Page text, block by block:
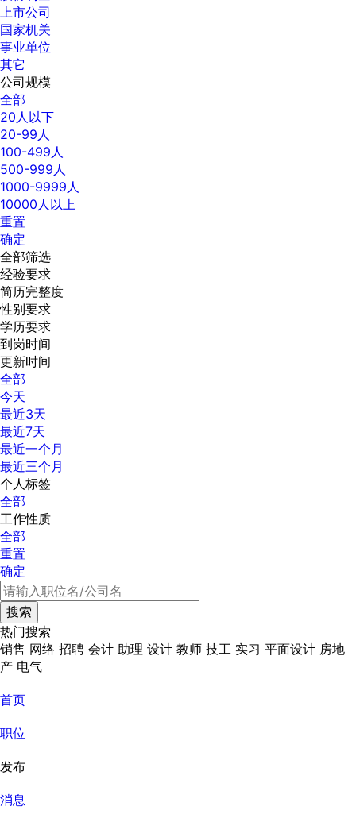
上市公司
国家机关
事业单位
其它
公司规模
全部
20人以下
20-99人
100-499人
500-999人
1000-9999人
10000人以上
重置
确定
全部筛选
经验要求
简历完整度
性别要求
学历要求
到岗时间
更新时间
全部
今天
最近3天
最近7天
最近一个月
最近三个月
个人标签
全部
工作性质
全部
重置
确定
热门搜索
销售 网络 招聘 会计 助理 设计 教师 技工 实习 平面设计 房地
产 电气
首页
职位
发布
消息